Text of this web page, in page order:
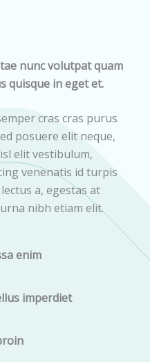
nunc volutpat quam
quisque in eget et.
cras cras purus
posuere elit neque,
elit vestibulum,
venenatis id turpis
a, egestas at
nibh etiam elit.
enim
imperdiet